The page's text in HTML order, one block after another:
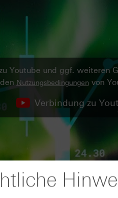
Youtube und ggf. weiteren
Nutzungsbedingungen von
Verbindung zu